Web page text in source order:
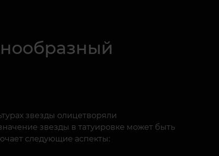
звезды олицетворяли
звезды в татуировке может быть
следующие аспекты: